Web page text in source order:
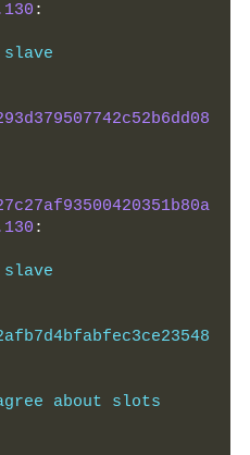
:
slave
:
slave
about slots